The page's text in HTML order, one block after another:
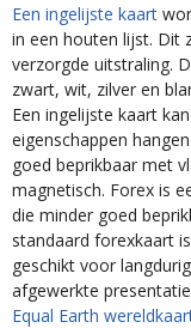
Een ingelijste kaart
in een houten lijst. Dit
verzorgde uitstraling.
zwart, wit, zilver en
Een ingelijste kaart
eigenschappen
goed beprikbaar met
magnetisch. Forex is
die minder goed
standaard forexkaart
geschikt voor
afgewerkte
Equal Earth